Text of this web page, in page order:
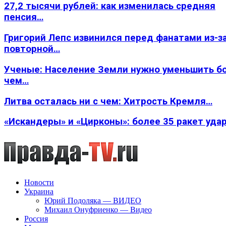
27,2 тысячи рублей: как изменилась средняя
пенсия…
Григорий Лепс извинился перед фанатами из-
повторной…
Ученые: Население Земли нужно уменьшить
чем…
Литва осталась ни с чем: Хитрость Кремля…
«Искандеры» и «Цирконы»: более 35 ракет
Новости
Украина
Юрий Подоляка — ВИДЕО
Михаил Онуфриенко — Видео
Россия